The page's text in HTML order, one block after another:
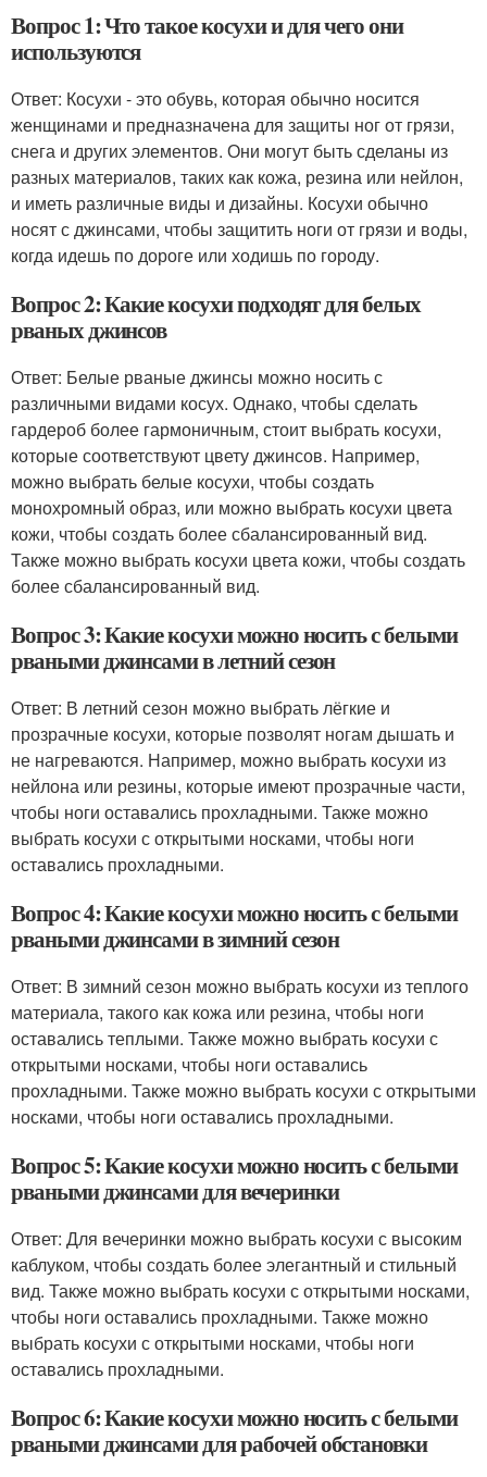
Вопрос 1: Что такое косухи и для чего они
используются
Ответ: Косухи - это обувь, которая обычно носится
женщинами и предназначена для защиты ног от грязи,
снега и других элементов. Они могут быть сделаны из
разных материалов, таких как кожа, резина или нейлон,
и иметь различные виды и дизайны. Косухи обычно
носят с джинсами, чтобы защитить ноги от грязи и воды,
когда идешь по дороге или ходишь по городу.
Вопрос 2: Какие косухи подходят для белых
рваных джинсов
Ответ: Белые рваные джинсы можно носить с
различными видами косух. Однако, чтобы сделать
гардероб более гармоничным, стоит выбрать косухи,
которые соответствуют цвету джинсов. Например,
можно выбрать белые косухи, чтобы создать
монохромный образ, или можно выбрать косухи цвета
кожи, чтобы создать более сбалансированный вид.
Также можно выбрать косухи цвета кожи, чтобы создать
более сбалансированный вид.
Вопрос 3: Какие косухи можно носить с белыми
рваными джинсами в летний сезон
Ответ: В летний сезон можно выбрать лёгкие и
прозрачные косухи, которые позволят ногам дышать и
не нагреваются. Например, можно выбрать косухи из
нейлона или резины, которые имеют прозрачные части,
чтобы ноги оставались прохладными. Также можно
выбрать косухи с открытыми носками, чтобы ноги
оставались прохладными.
Вопрос 4: Какие косухи можно носить с белыми
рваными джинсами в зимний сезон
Ответ: В зимний сезон можно выбрать косухи из теплого
материала, такого как кожа или резина, чтобы ноги
оставались теплыми. Также можно выбрать косухи с
открытыми носками, чтобы ноги оставались
прохладными. Также можно выбрать косухи с открытыми
носками, чтобы ноги оставались прохладными.
Вопрос 5: Какие косухи можно носить с белыми
рваными джинсами для вечеринки
Ответ: Для вечеринки можно выбрать косухи с высоким
каблуком, чтобы создать более элегантный и стильный
вид. Также можно выбрать косухи с открытыми носками,
чтобы ноги оставались прохладными. Также можно
выбрать косухи с открытыми носками, чтобы ноги
оставались прохладными.
Вопрос 6: Какие косухи можно носить с белыми
рваными джинсами для рабочей обстановки